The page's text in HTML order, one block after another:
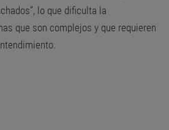
lo que dificulta la
que son complejos y que requieren